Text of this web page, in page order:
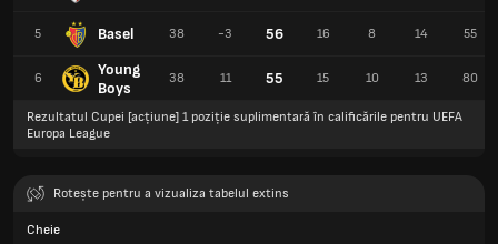
5 Basel
6
Young
Boys
38 -3 56 16 8 14 55
38 11 55 15 10 13 80
Rezultatul Cupei [acțiune] 1 poziție suplimentară în calificările pentru UEFA
Europa League
Rotește pentru a vizualiza tabelul extins
Cheie